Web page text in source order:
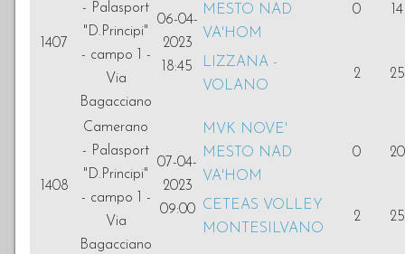
1407
- Palasport
"D.Principi"
- campo 1 -
Via
Bagacciano
06-04-
2023
18:45
MESTO NAD
VA'HOM
0 14
LIZZANA -
VOLANO
2 25
1408
Camerano
- Palasport
"D.Principi"
- campo 1 -
Via
Bagacciano
07-04-
2023
09:00
MVK NOVE'
MESTO NAD
VA'HOM
0 20
CETEAS VOLLEY
MONTESILVANO
2 25